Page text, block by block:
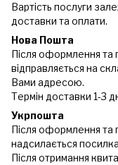
Вартість послуги
доставки та оплати.
Нова Пошта
Після оформлення та
відправляється на
Вами адресою.
Термін доставки 1-3
Укрпошта
Після оформлення
надсилається
Після отримання